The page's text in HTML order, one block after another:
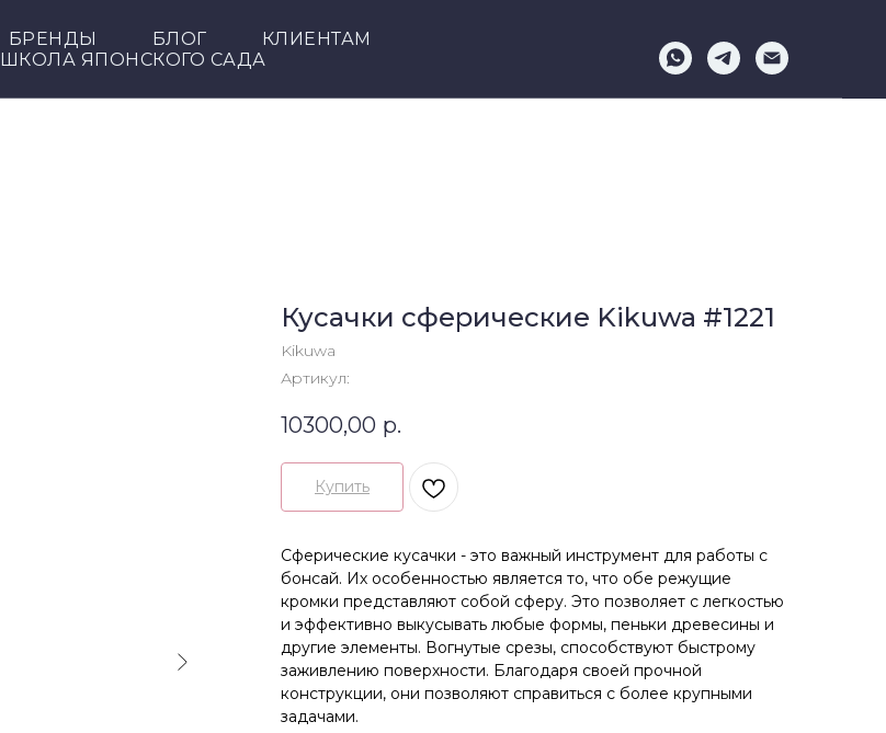
БРЕНДЫ БЛОГ
КЛИЕНТАМ
ШКОЛА ЯПОНСКОГО САДА
Кусачки сферические Kikuwa #1221
Kikuwa
Артикул:
10300,00 р.
Купить
Сферические кусачки - это важный инструмент для работы с
бонсай. Их особенностью является то, что обе режущие
кромки представляют собой сферу. Это позволяет с легкостью
и эффективно выкусывать любые формы, пеньки древесины и
другие элементы. Вогнутые срезы, способствуют быстрому
заживлению поверхности. Благодаря своей прочной
конструкции, они позволяют справиться с более крупными
задачами.